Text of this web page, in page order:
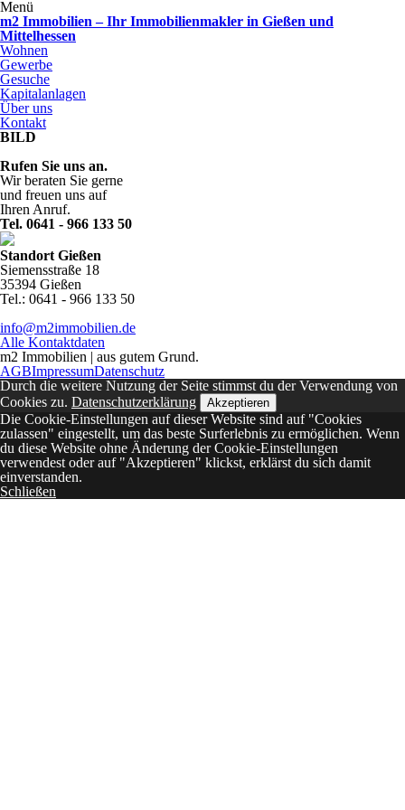
Menü
m2 Immobilien – Ihr Immobilienmakler in Gießen und
Mittelhessen
Wohnen
Gewerbe
Gesuche
Kapitalanlagen
Über uns
Kontakt
BILD
Rufen Sie uns an.
Wir beraten Sie gerne
und freuen uns auf
Ihren Anruf.
Tel. 0641 - 966 133 50
Standort Gießen
Siemensstraße 18
35394 Gießen
Tel.: 0641 - 966 133 50
info@m2immobilien.de
Alle Kontaktdaten
m2 Immobilien | aus gutem Grund.
AGBImpressumDatenschutz
Durch die weitere Nutzung der Seite stimmst du der Verwendung von
Cookies zu. Datenschutzerklärung Akzeptieren
Die Cookie-Einstellungen auf dieser Website sind auf "Cookies
zulassen" eingestellt, um das beste Surferlebnis zu ermöglichen. Wenn
du diese Website ohne Änderung der Cookie-Einstellungen
verwendest oder auf "Akzeptieren" klickst, erklärst du sich damit
einverstanden.
Schließen